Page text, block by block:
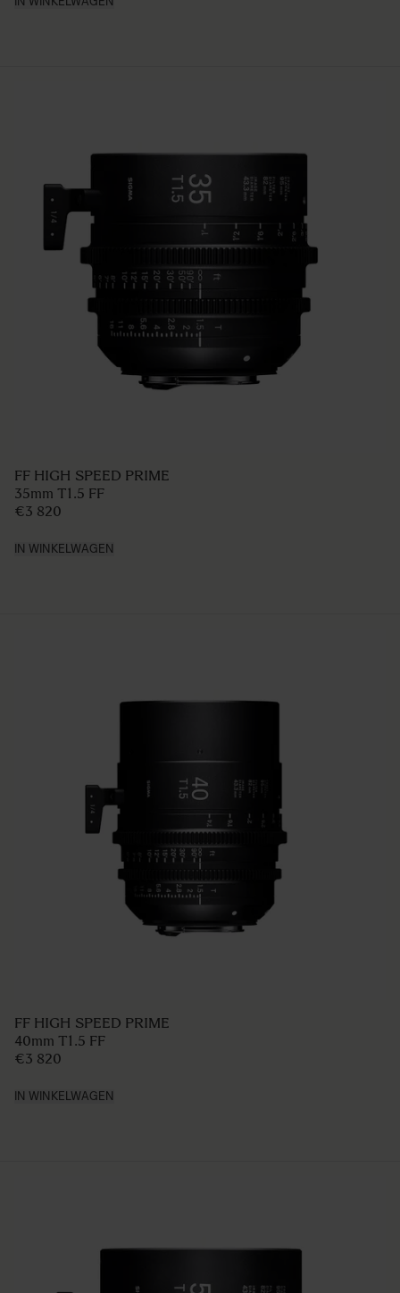
FF HIGH SPEED PRIME
35mm T1.5 FF
€3 820
IN WINKELWAGEN
FF HIGH SPEED PRIME
40mm T1.5 FF
€3 820
IN WINKELWAGEN